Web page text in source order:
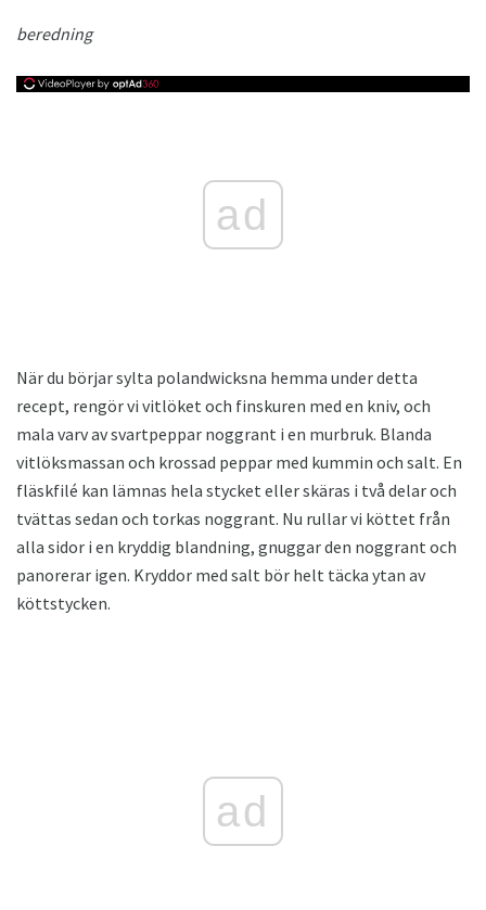
beredning
ad
När du börjar sylta polandwicksna hemma under detta
recept, rengör vi vitlöket och finskuren med en kniv, och
mala varv av svartpeppar noggrant i en murbruk. Blanda
vitlöksmassan och krossad peppar med kummin och salt. En
fläskfilé kan lämnas hela stycket eller skäras i två delar och
tvättas sedan och torkas noggrant. Nu rullar vi köttet från
alla sidor i en kryddig blandning, gnuggar den noggrant och
panorerar igen. Kryddor med salt bör helt täcka ytan av
köttstycken.
ad